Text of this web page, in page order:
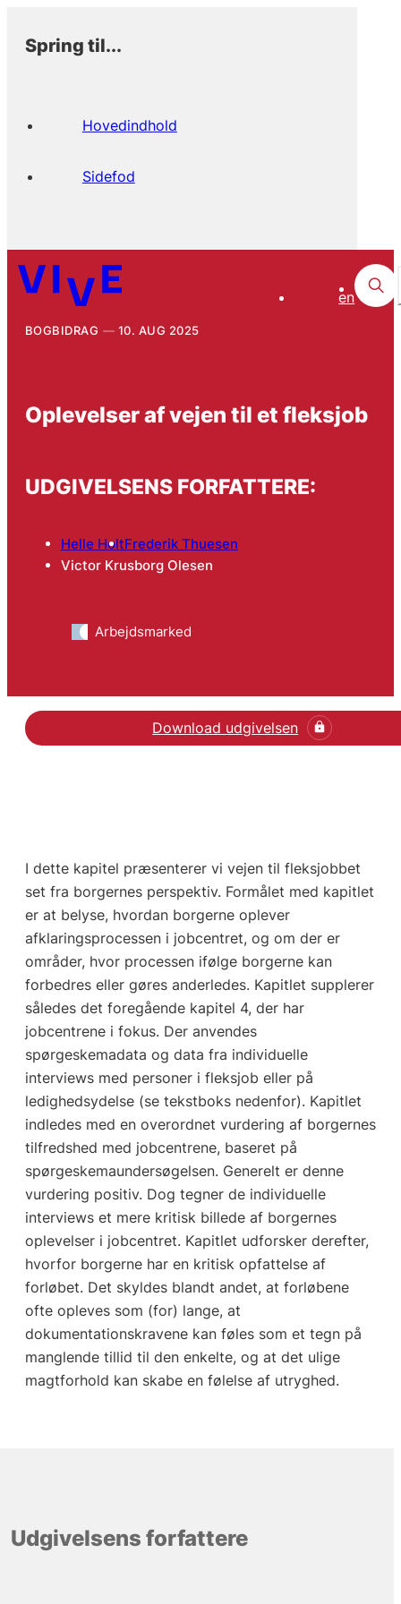
Spring til...
Hovedindhold
Sidefod
en
BOGBIDRAG 10. AUG 2025
Oplevelser af vejen til et fleksjob
UDGIVELSENS FORFATTERE:
Helle HoltFrederik Thuesen
Victor Krusborg Olesen
Arbejdsmarked
Download udgivelsen
I dette kapitel præsenterer vi vejen til fleksjobbet
set fra borgernes perspektiv. Formålet med kapitlet
er at belyse, hvordan borgerne oplever
afklaringsprocessen i jobcentret, og om der er
områder, hvor processen ifølge borgerne kan
forbedres eller gøres anderledes. Kapitlet supplerer
således det foregående kapitel 4, der har
jobcentrene i fokus. Der anvendes
spørgeskemadata og data fra individuelle
interviews med personer i fleksjob eller på
ledighedsydelse (se tekstboks nedenfor). Kapitlet
indledes med en overordnet vurdering af borgernes
tilfredshed med jobcentrene, baseret på
spørgeskemaundersøgelsen. Generelt er denne
vurdering positiv. Dog tegner de individuelle
interviews et mere kritisk billede af borgernes
oplevelser i jobcentret. Kapitlet udforsker derefter,
hvorfor borgerne har en kritisk opfattelse af
forløbet. Det skyldes blandt andet, at forløbene
ofte opleves som (for) lange, at
dokumentationskravene kan føles som et tegn på
manglende tillid til den enkelte, og at det ulige
magtforhold kan skabe en følelse af utryghed.
Udgivelsens forfattere